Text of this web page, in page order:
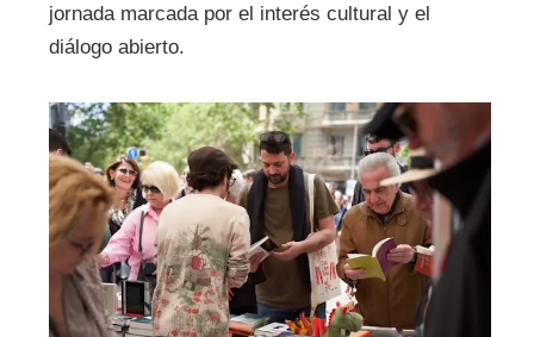
jornada marcada por el interés cultural y el
diálogo abierto.